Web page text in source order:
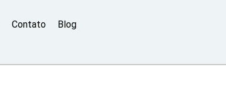
Contato Blog